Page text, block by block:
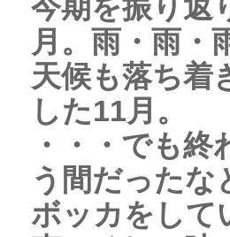
今期を振り返
月。雨・雨・
天候も落ち着
した11月。
・・・でも
う間だったな
ボッカをして